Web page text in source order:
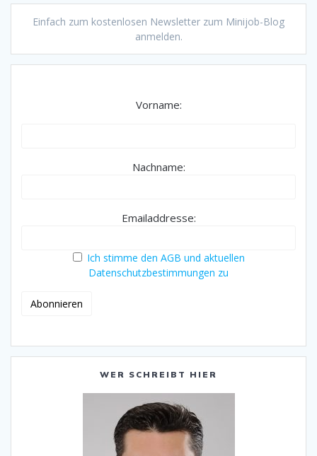
Einfach zum kostenlosen Newsletter zum Minijob-Blog
anmelden.
Vorname:
Nachname:
Emailaddresse:
Ich stimme den AGB und aktuellen
Datenschutzbestimmungen zu
WER SCHREIBT HIER